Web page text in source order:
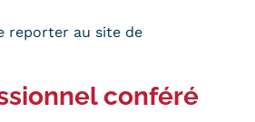
reporter au site de
conféré